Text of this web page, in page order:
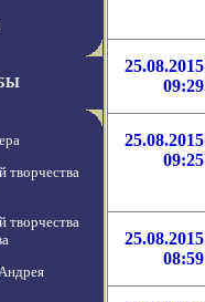
творчества
творчества
25.08.2015
09:29
25.08.2015
09:25
25.08.2015
08:59